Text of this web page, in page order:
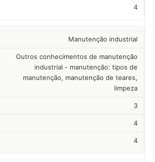
4
Manutenção industrial
Outros conhecimentos de manutenção
industrial - manutenção: tipos de
manutenção, manutenção de teares,
limpeza
3
4
4